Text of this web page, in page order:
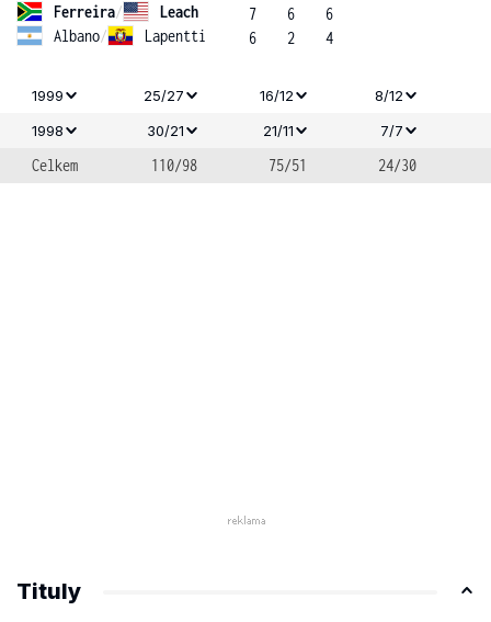
Ferreira/
Leach
Albano/ Lapentti
7
6
6
2
6
4
1999 25/27 16/12
8/12
1998
30/21 21/11 7/7
Celkem 110/98 75/51 24/30
Tituly